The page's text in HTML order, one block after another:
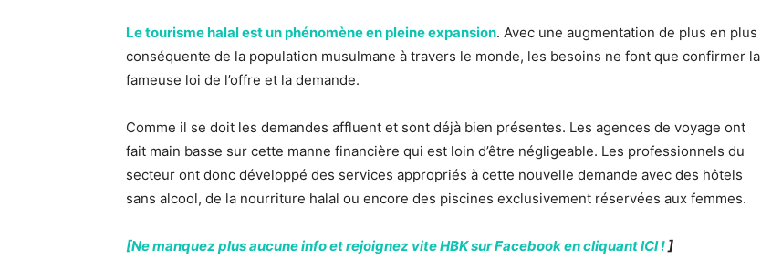
Le tourisme halal est un phénomène en pleine expansion. Avec une augmentation de plus en plus
conséquente de la population musulmane à travers le monde, les besoins ne font que confirmer la
fameuse loi de l’offre et la demande.
Comme il se doit les demandes affluent et sont déjà bien présentes. Les agences de voyage ont
fait main basse sur cette manne financière qui est loin d’être négligeable. Les professionnels du
secteur ont donc développé des services appropriés à cette nouvelle demande avec des hôtels
sans alcool, de la nourriture halal ou encore des piscines exclusivement réservées aux femmes.
[Ne manquez plus aucune info et rejoignez vite HBK sur Facebook en cliquant ICI !]